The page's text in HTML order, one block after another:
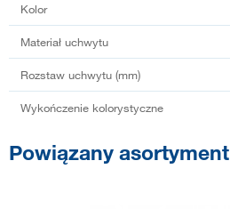
Kolor
Materiał uchwytu
Rozstaw uchwytu (mm)
Wykończenie kolorystyczne
Powiązany asortyment